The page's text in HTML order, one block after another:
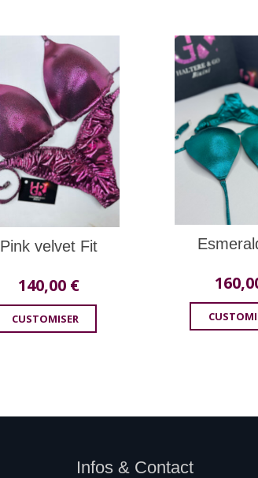
Pink velvet Fit
140,00 €
CUSTOMISER
Infos & Contact